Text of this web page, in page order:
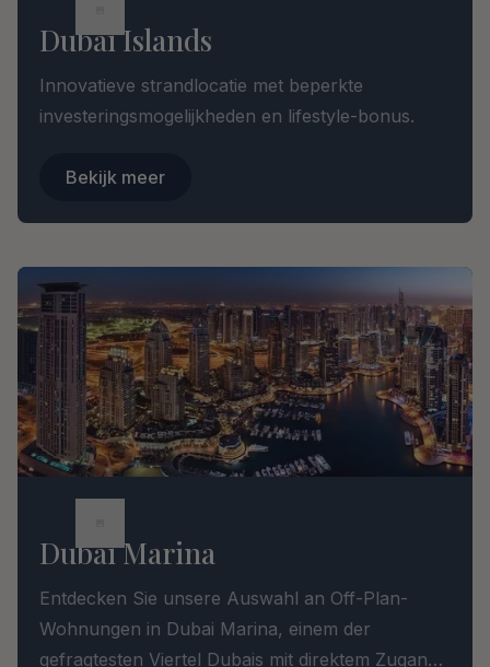
Dubai Islands
Innovatieve strandlocatie met beperkte
investeringsmogelijkheden en lifestyle-bonus.
Bekijk meer
Dubai Marina
Entdecken Sie unsere Auswahl an Off-Plan-
Wohnungen in Dubai Marina, einem der
gefragtesten Viertel Dubais mit direktem Zugang